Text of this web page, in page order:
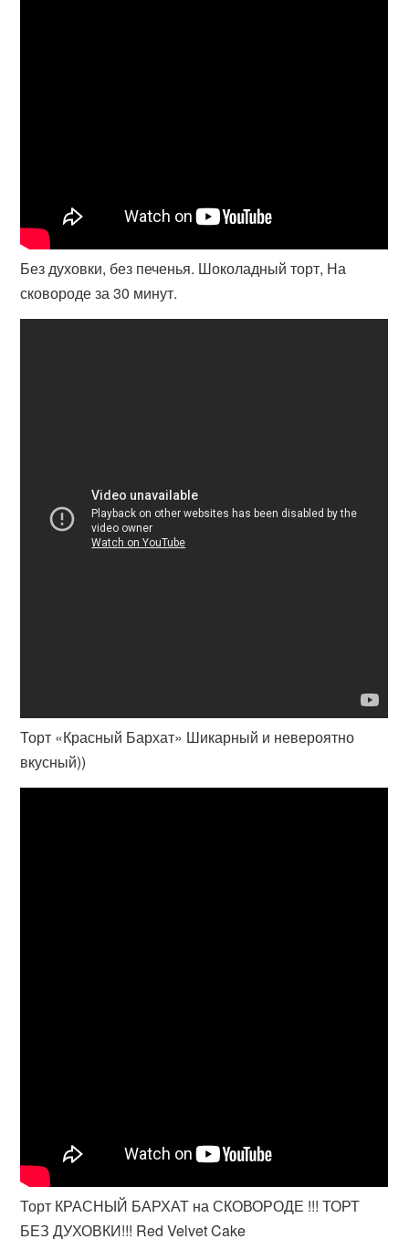
Без духовки, без печенья. Шоколадный торт, На
сковороде за 30 минут.
Торт «Красный Бархат» Шикарный и невероятно
вкусный))
Торт КРАСНЫЙ БАРХАТ на СКОВОРОДЕ !!! ТОРТ
БЕЗ ДУХОВКИ!!! Red Velvet Cake